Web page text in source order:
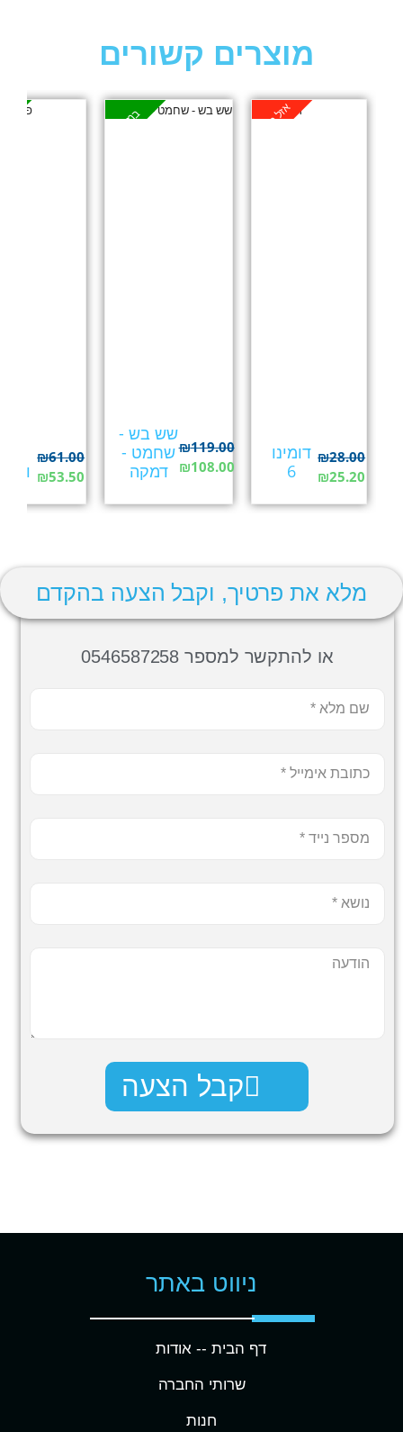
מוצרים קשורים
אזל במלאי
דומינו
6
₪28.00
₪25.20
במבצע
שש בש -
שחמט -
דמקה
₪119.00
₪108.00
₪61.00
₪53.50
מלא את פרטיך, וקבל הצעה בהקדם
או להתקשר למספר 0546587258
קבל הצעה
ניווט באתר
דף הבית -- אודות
שרותי החברה
חנות